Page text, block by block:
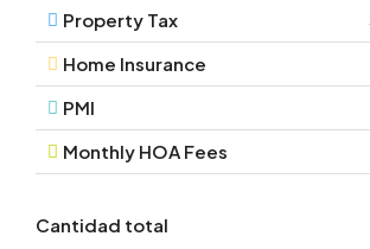
Property Tax
Home Insurance
PMI
Monthly HOA Fees
Cantidad total